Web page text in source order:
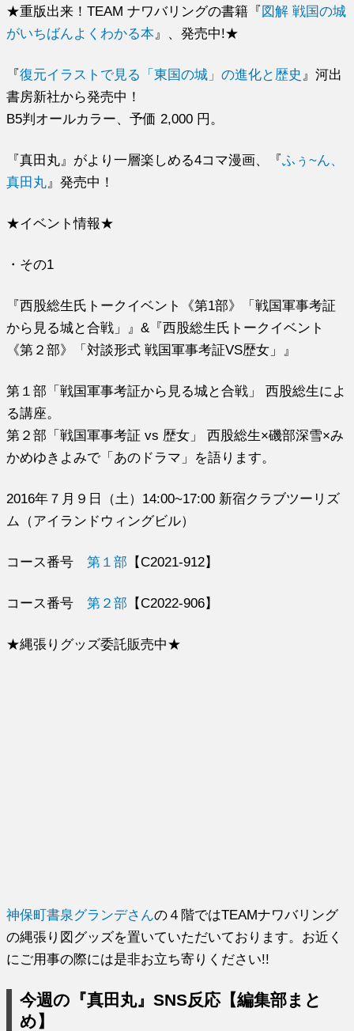
★重版出来！TEAM ナワバリングの書籍『 図解 戦国の城
がいちばんよくわかる本 』、発売中!★
『復元イラストで見る「東国の城」の進化と歴史 』河出
書房新社から発売中！
B5判オールカラー、予価 2,000 円。
『真田丸』がより一層楽しめる4コマ漫画、『ふぅ~ん、
真田丸 』発売中！
★イベント情報★
・その1
『西股総生氏トークイベント《第1部》「戦国軍事考証
から見る城と合戦」』&『西股総生氏トークイベント
《第２部》「対談形式 戦国軍事考証VS歴女」』
第１部「戦国軍事考証から見る城と合戦」 西股総生によ
る講座。
第２部「戦国軍事考証 vs 歴女」 西股総生×磯部深雪×み
かめゆきよみで「あのドラマ」を語ります。
2016年７月９日（土）14:00~17:00 新宿クラブツーリズ
ム（アイランドウィングビル）
コース番号第１部 【C2021-912】
コース番号第２部 【C2022-906】
★縄張りグッズ委託販売中★
神保町書泉グランデさんの４階ではTEAMナワバリング
の縄張り図グッズを置いていただいております。お近く
にご用事の際には是非お立ち寄りください!!
今週の『真田丸』SNS反応【編集部まと
め】